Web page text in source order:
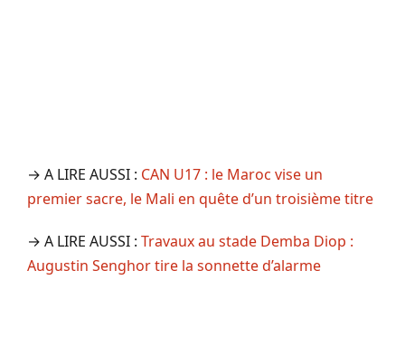
→ A LIRE AUSSI : CAN U17 : le Maroc vise un
premier sacre, le Mali en quête d’un troisième titre
→ A LIRE AUSSI : Travaux au stade Demba Diop :
Augustin Senghor tire la sonnette d’alarme